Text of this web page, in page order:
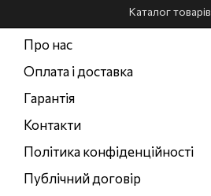
Каталог товарів
Про нас
Оплата і доставка
Гарантія
Контакти
Політика конфіденційності
Публічний договір